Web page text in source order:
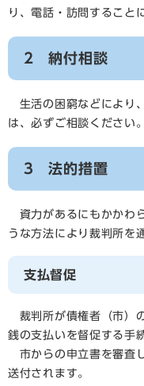
り、電話・訪問すること
2 納付相談
生活の困窮などにより
は、必ずご相談ください。
3 法的措置
資力があるにもかかわ
うな方法により裁判所を
支払督促
裁判所が債権者（市）
銭の支払いを督促する手
市からの申立書を審査
送付されます。